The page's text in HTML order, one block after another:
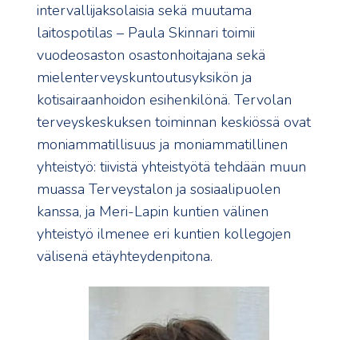
intervallijaksolaisia sekä muutama
laitospotilas – Paula Skinnari toimii
vuodeosaston osastonhoitajana sekä
mielenterveyskuntoutusyksikön ja
kotisairaanhoidon esihenkilönä. Tervolan
terveyskeskuksen toiminnan keskiössä ovat
moniammatillisuus ja moniammatillinen
yhteistyö: tiivistä yhteistyötä tehdään muun
muassa Terveystalon ja sosiaalipuolen
kanssa, ja Meri-Lapin kuntien välinen
yhteistyö ilmenee eri kuntien kollegojen
välisenä etäyhteydenpitona.